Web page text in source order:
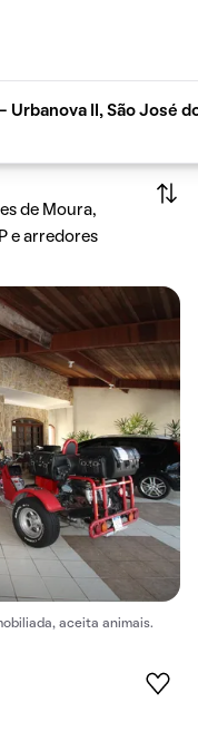
Urbanova II, São José
de Moura,
e arredores
aceita animais.